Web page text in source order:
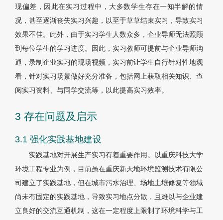
现偏差，因此在实习过程中，大多数学生存在一知半解的情
况，甚至逐渐丧失实习兴趣，以至于草草结束实习，导致实习
效果不佳。此外，由于实习学生人数众多，企业导师无法照顾
到每位学生的学习进度。因此，实习教师可提前与企业导师沟
通，录制企业实习的现场视频，实习前让学生自行针对性地观
看，针对实习场景做好充分准备，包括网上获取相关知识、查
阅实习资料、与同学交流等，以此提高实习效率。
3 存在问题及启示
3.1 强化实践基地建设
实践基地对开展生产实习有着重要作用。以重庆科技大学
环境工程专业为例，目前虽在重庆新天地环境监测技术有限公
司建立了实践基地，但在城市污水治理、场地土壤修复等领域
尚未有固定的实践基地，导致实习地点分散，且难以与企业建
立良好的交流互通机制，这在一定程度上限制了环境科学与工